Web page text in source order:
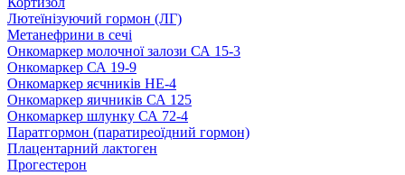
Лютеїнізуючий гормон (ЛГ)
Метанефрини в сечі
Онкомаркер молочної залози СА 15-3
Онкомаркер СА 19-9
Онкомаркер яєчників НЕ-4
Онкомаркер яичників СА 125
Онкомаркер шлунку СА 72-4
Паратгормон (паратиреоїдний гормон)
Плацентарний лактоген
Прогестерон